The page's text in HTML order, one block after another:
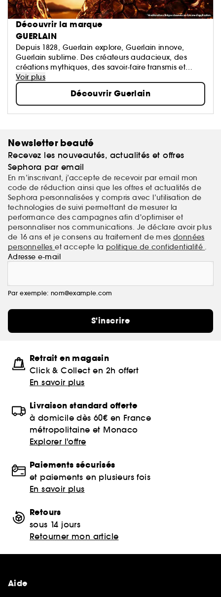
Découvrir la marque
GUERLAIN
Depuis 1828, Guerlain explore, Guerlain innove,
Guerlain sublime. Des créateurs audacieux, des
créations mythiques, des savoir-faire transmis et
perpétués. La Culture du Beau en signature.
Voir plus
Découvrir Guerlain
Newsletter beauté
Recevez les nouveautés, actualités et offres
Sephora par email
En m’inscrivant, j’accepte de recevoir par email mon
code de réduction ainsi que les offres et actualités de
Sephora personnalisées y compris avec l’utilisation de
technologies de suivi permettant de mesurer la
performance des campagnes afin d'optimiser et
personnaliser nos communications. Je déclare avoir plus
de 16 ans et je consens au traitement de mes données
personnelleset accepte la politique de confidentialité .
Adresse e-mail
Par exemple: nom@example.com
S'inscrire
Retrait en magasin
Click & Collect en 2h offert
En savoir plus
Livraison standard offerte
à domicile dès 60€ en France
métropolitaine et Monaco
Explorer l'offre
Paiements sécurisés
et paiements en plusieurs fois
En savoir plus
Retours
sous 14 jours
Retourner mon article
Aide